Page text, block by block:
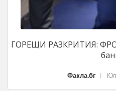
ГОРЕЩИ РАЗКРИТИЯ:
Факла.бг